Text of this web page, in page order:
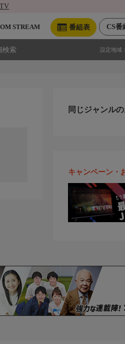
CS番
番組表
STREAM
検索 設定地域：
同じジャンル
キャンペーン・